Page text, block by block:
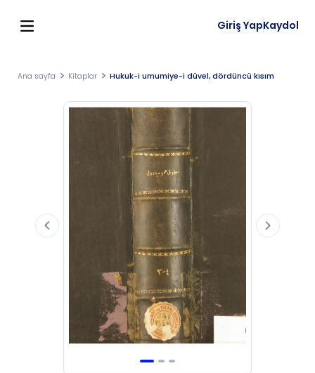
Giriş YapKaydol
Ana sayfa Kitaplar Hukuk-i umumiye-i düvel, dördüncü kısım